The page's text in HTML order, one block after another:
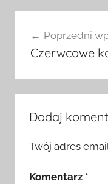
wpisuPoprzedni
Czerwcowe
Dodaj
Twój adres
Komentarz *